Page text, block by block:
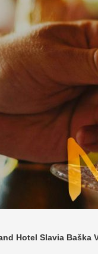
Hotel Slavia Baška